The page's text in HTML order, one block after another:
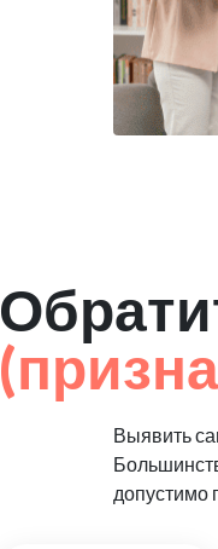
Выявить
допустимо